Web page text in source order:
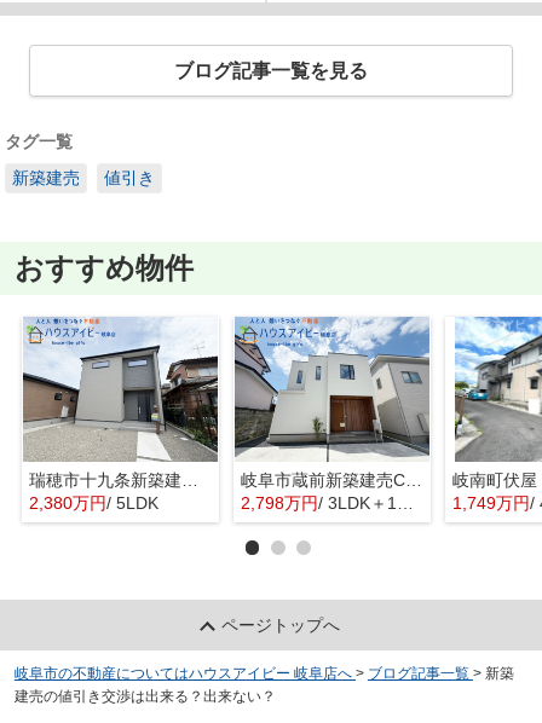
ブログ記事一覧を見る
タグ一覧
新築建売
値引き
おすすめ物件
瑞穂市十九条新築建売全2棟！ゆとりの5LDK！お車スペース4台以上可能！長期優良住宅！
2,380万円/ 5LDK
岐阜市蔵前新築建売C棟！オール電化住宅！お車スペース4台可能！手力駅まで徒歩6分です♪
2,798万円/ 3LDK＋1S(納戸) 1,749万円/
ページトップへ
岐阜市の不動産についてはハウスアイビー 岐阜店へ > ブログ記事一覧 > 新築
建売の値引き交渉は出来る？出来ない？